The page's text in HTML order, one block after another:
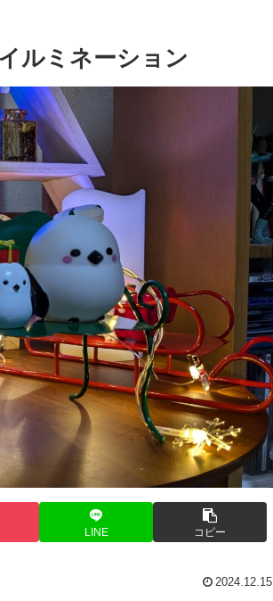
ルミネーション
LINE コピー
2024.12.15